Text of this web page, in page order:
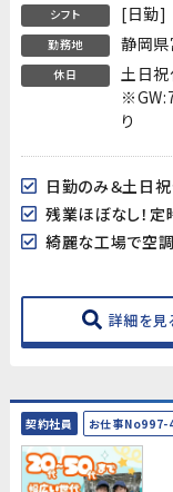
シフト [日勤]
勤務地 静岡
休日
土日
り
日勤のみ＆土日
残業ほぼなし！
綺麗な工場で空
詳細を見
契約社員 お仕事No997-